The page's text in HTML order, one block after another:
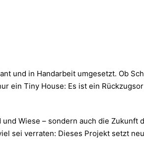
und in Handarbeit umgesetzt. Ob
ein Tiny House: Es ist ein
Wiese – sondern auch die
sei verraten: Dieses Projekt setzt